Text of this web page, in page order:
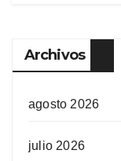
Archivos
agosto 2026
julio 2026